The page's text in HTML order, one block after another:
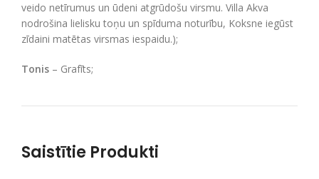
veido netīrumus un ūdeni atgrūdošu virsmu. Villa Akva
nodrošina lielisku toņu un spīduma noturību, Koksne iegūst
zīdaini matētas virsmas iespaidu.);
Tonis – Grafīts;
Saistītie Produkti